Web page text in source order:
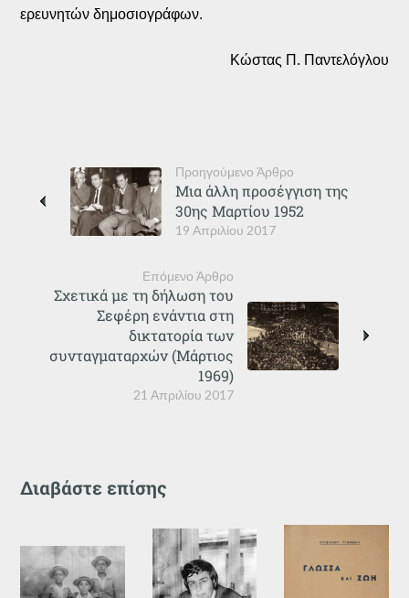
ερευνητών δημοσιογράφων.
Κώστας Π. Παντελόγλου
Προηγούμενο Άρθρο
19 Απριλίου 2017
Μια άλλη προσέγγιση της
30ης Μαρτίου 1952
Επόμενο Άρθρο
21 Απριλίου 2017
Σχετικά με τη δήλωση του
Σεφέρη ενάντια στη
δικτατορία των
συνταγματαρχών (Μάρτιος
1969)
Διαβάστε επίσης